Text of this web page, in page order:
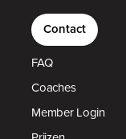
Contact
FAQ
Coaches
Member Login